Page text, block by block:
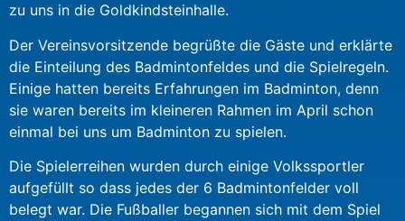
zu uns in die Goldkindsteinhalle.
Der Vereinsvorsitzende begrüßte die Gäste und erklärte
die Einteilung des Badmintonfeldes und die Spielregeln.
Einige hatten bereits Erfahrungen im Badminton, denn
sie waren bereits im kleineren Rahmen im April schon
einmal bei uns um Badminton zu spielen.
Die Spielerreihen wurden durch einige Volkssportler
aufgefüllt so dass jedes der 6 Badmintonfelder voll
belegt war. Die Fußballer begannen sich mit dem Spiel